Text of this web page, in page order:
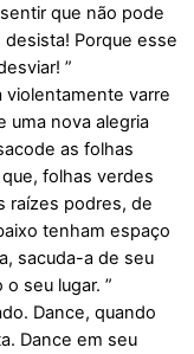
que não pode
Porque esse
”
violentamente varre
uma nova alegria
as folhas
folhas verdes
raízes podres, de
tenham espaço
sacuda-a de seu
seu lugar. ”
Dance, quando
Dance em seu